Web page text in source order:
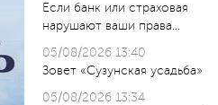
Если банк или страховая
нарушают ваши права…
05/08/2026 13:40
Зовет «Сузунская усадьба»
05/08/2026 13:34